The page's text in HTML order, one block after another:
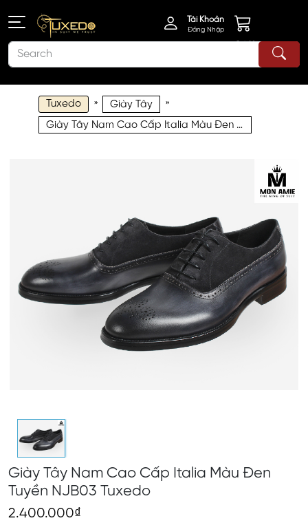
Tài Khoản
Đăng Nhập
Giỏ Hàng
Tuxedo » Giày Tây »
Giày Tây Nam Cao Cấp Italia Màu Đen Tuyền NJB03 Tuxedo
Giày Tây Nam Cao Cấp Italia Màu Đen
Tuyền NJB03 Tuxedo
2.400.000₫